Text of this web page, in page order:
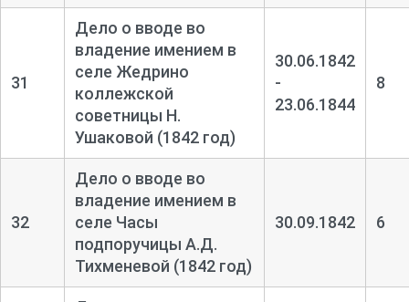
31
Дело о вводе во
владение имением в
селе Жедрино
коллежской
советницы Н.
Ушаковой (1842 год)
30.06.1842
-
23.06.1844
8
32
Дело о вводе во
владение имением в
селе Часы
подпоручицы А.Д.
Тихменевой (1842 год)
30.09.1842 6